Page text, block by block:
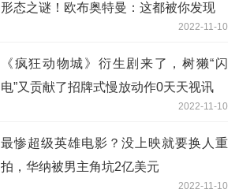
形态之谜！欧布奥特曼：这都被你发现
2022-11-10
《疯狂动物城》衍生剧来了，树獭“闪
电”又贡献了招牌式慢放动作0天天视讯
2022-11-10
最惨超级英雄电影？没上映就要换人重
拍，华纳被男主角坑2亿美元
2022-11-10